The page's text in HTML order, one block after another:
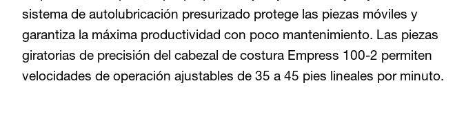
sistema de autolubricación presurizado protege las piezas móviles y
garantiza la máxima productividad con poco mantenimiento. Las piezas
giratorias de precisión del cabezal de costura Empress 100-2 permiten
velocidades de operación ajustables de 35 a 45 pies lineales por minuto.